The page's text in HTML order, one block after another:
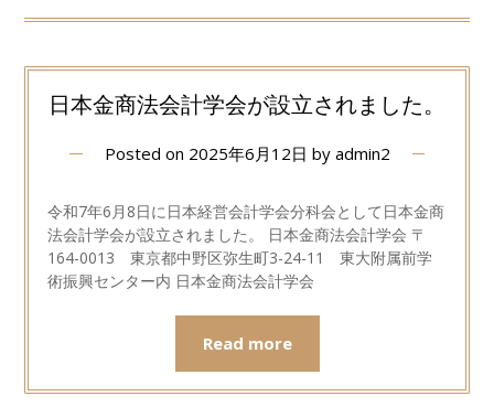
日本金商法会計学会が設立されました。
Posted on 2025年6月12日 by admin2
令和7年6月8日に日本経営会計学会分科会として日本金商
法会計学会が設立されました。 日本金商法会計学会 〒
164-0013 東京都中野区弥生町3-24-11 東大附属前学
術振興センター内 日本金商法会計学会
Read more